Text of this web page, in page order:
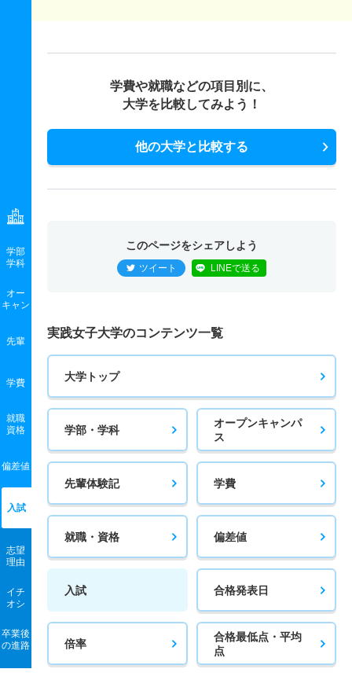
学部
学科
オー
キャン
先輩
学費
就職
資格
偏差値
入試
志望
理由
イチ
オシ
卒業後
の進路
学費や就職などの項目別に、
大学を比較してみよう！
他の大学と比較する
このページをシェアしよう
ツイート LINEで送る
実践女子大学のコンテンツ一覧
大学トップ
学部・学科
オープンキャンパ
ス
先輩体験記 学費
就職・資格 偏差値
入試 合格発表日
倍率
合格最低点・平均
点